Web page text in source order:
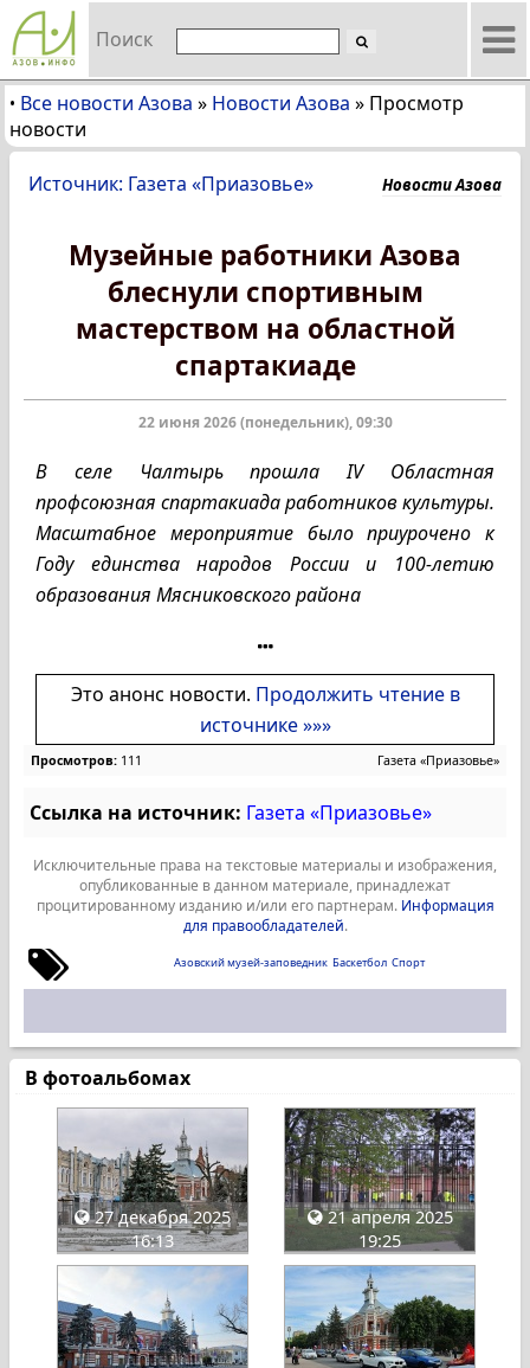
Поиск
• Все новости Азова » Новости Азова » Просмотр
новости
Источник: Газета «Приазовье» Новости Азова
Музейные работники Азова
блеснули спортивным
мастерством на областной
спартакиаде
22 июня 2026 (понедельник), 09:30
В селе Чалтырь прошла IV Областная
профсоюзная спартакиада работников культуры.
Масштабное мероприятие было приурочено к
Году единства народов России и 100-летию
образования Мясниковского района
Это анонс новости. Продолжить чтение в
источнике »»»
Просмотров: 111 Газета «Приазовье»
Ссылка на источник: Газета «Приазовье»
Исключительные права на текстовые материалы и изображения,
опубликованные в данном материале, принадлежат
процитированному изданию и/или его партнерам. Информация
для правообладателей.
Азовский музей-заповедник Баскетбол Спорт
В фотоальбомах
27 декабря 2025
16:13
21 апреля 2025
19:25